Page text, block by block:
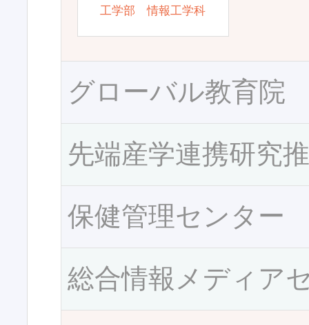
工学部 情報工学科
グローバル教育院
先端産学連携研究
保健管理センター
総合情報メディア